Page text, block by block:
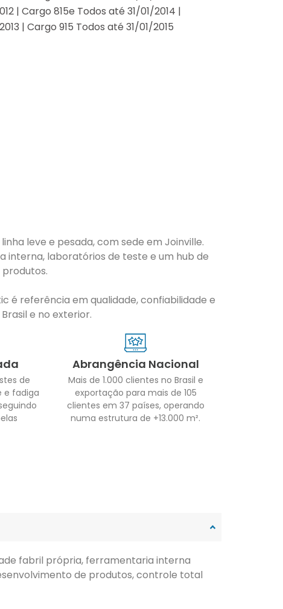
| Cargo 815e Todos até 31/01/2014 |
| Cargo 915 Todos até 31/01/2015
leve e pesada, com sede em Joinville.
interna, laboratórios de teste e um hub de
é referência em qualidade, confiabilidade e
e no exterior.
de
e fadiga
Abrangência Nacional
Mais de 1.000 clientes no Brasil e
exportação para mais de 105
clientes em 37 países, operando
numa estrutura de +13.000 m².
fabril própria, ferramentaria interna
de produtos, controle total